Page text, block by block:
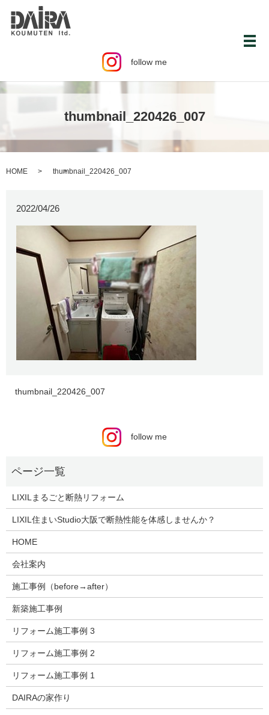
follow me
メ
thumbnail_220426_007
HOME thumbnail_220426_007
2022/04/26
thumbnail_220426_007
follow me
LIXILまるごと断熱リフォーム
LIXIL住まいStudio大阪で断熱性能を体感しませんか？
HOME
会社案内
施工事例（before→after）
新築施工事例
リフォーム施工事例 3
リフォーム施工事例 2
リフォーム施工事例 1
DAIRAの家作り